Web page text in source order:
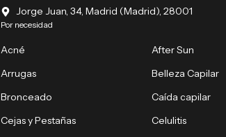
Jorge Juan, 34, Madrid (Madrid), 28001
Por necesidad
Acné
After Sun
Arrugas
Belleza Capilar
Bronceado
Caída capilar
Cejas y Pestañas
Celulitis